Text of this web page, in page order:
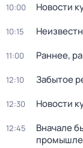
10:00 Новости
10:15
11:00 Раннее,
12:10 Забытое
12:30 Новости
12:45
Вначале